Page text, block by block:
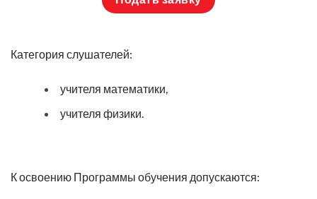
Категория слушателей:
учителя математики,
учителя физики.
К освоению Программы обучения допускаются: